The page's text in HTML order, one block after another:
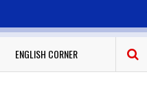
ENGLISH CORNER